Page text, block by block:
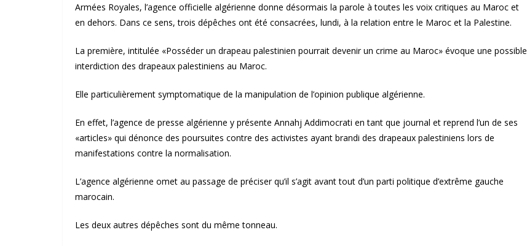
Armées Royales, l’agence officielle algérienne donne désormais la parole à toutes les voix critiques au Maroc et
en dehors. Dans ce sens, trois dépêches ont été consacrées, lundi, à la relation entre le Maroc et la Palestine.
La première, intitulée «Posséder un drapeau palestinien pourrait devenir un crime au Maroc» évoque une possible
interdiction des drapeaux palestiniens au Maroc.
Elle particulièrement symptomatique de la manipulation de l’opinion publique algérienne.
En effet, l’agence de presse algérienne y présente Annahj Addimocrati en tant que journal et reprend l’un de ses
«articles» qui dénonce des poursuites contre des activistes ayant brandi des drapeaux palestiniens lors de
manifestations contre la normalisation.
L’agence algérienne omet au passage de préciser qu’il s’agit avant tout d’un parti politique d’extrême gauche
marocain.
Les deux autres dépêches sont du même tonneau.